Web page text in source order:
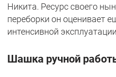
Никита. Ресурс своего
переборки он оценивает
интенсивной
Шашка ручной